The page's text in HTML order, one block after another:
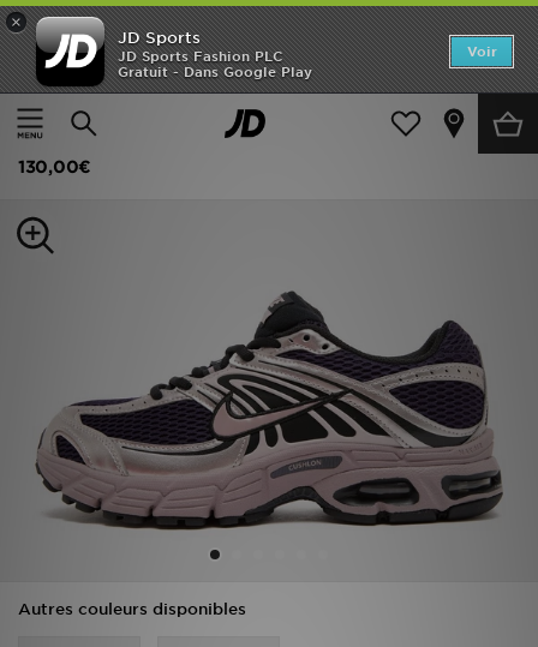
×
JD Sports
JD Sports Fashion PLC
Gratuit - Dans Google Play
Voir
Accueil
Femme Chaussures Femme Baskets
Nike Air Max Moto 2K Femme
130,00€
Autres couleurs disponibles
Accueil
Nouveautés
Enfant
Football
Sports